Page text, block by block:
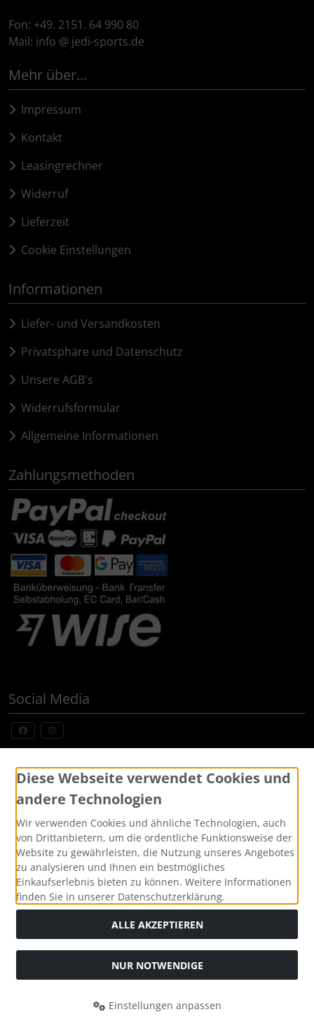
Fon: +49. 2151. 64 990 80
Mail: info @ jedi-sports.de
Mehr über...
Impressum
Kontakt
Leasingrechner
Widerruf
Lieferzeit
Cookie Einstellungen
Informationen
Liefer- und Versandkosten
Privatsphäre und Datenschutz
Unsere AGB's
Widerrufsformular
Allgemeine Informationen
Zahlungsmethoden
Social Media
Widerrufsformular
Alle Preise inkl. gesetzl. MwSt. zzgl.Versandkosten. Die
bei Custom Made Bikes, Individuelle Fahrräder, Pinarello,
BMC, Cervelo und mehr, sofort lieferbar.
Custom Made Bikes, Individuelle Fahrräder, Pinarello, BMC,
Cervelo und mehr, sofort lieferbar © 2026 | Template © 2026
Diese Webseite verwendet Cookies und
andere Technologien
Wir verwenden Cookies und ähnliche Technologien, auch
von Drittanbietern, um die ordentliche Funktionsweise der
Website zu gewährleisten, die Nutzung unseres Angebotes
zu analysieren und Ihnen ein bestmögliches
Einkaufserlebnis bieten zu können. Weitere Informationen
finden Sie in unserer Datenschutzerklärung.
ALLE AKZEPTIEREN
NUR NOTWENDIGE
Einstellungen anpassen
WOLFPACK